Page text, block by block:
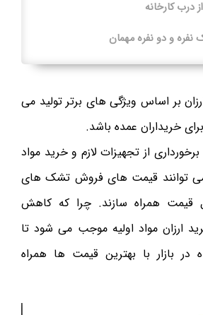
کارخانه
و دو نفره مهمان
بر اساس ویژگی های برتر تولید می
خریداران عمده باشد.
از تجهیزات لازم و خرید مواد
می‌ توانند قیمت های فروش تشک های
قیمت همراه سازند. چرا که کاهش
ارزان مواد اولیه موجب می شود تا
در بازار با بهترین قیمت ها همراه